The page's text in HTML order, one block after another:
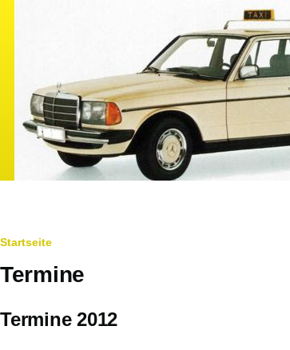
Pfadnavigation
Startseite
Termine
Termine 2012